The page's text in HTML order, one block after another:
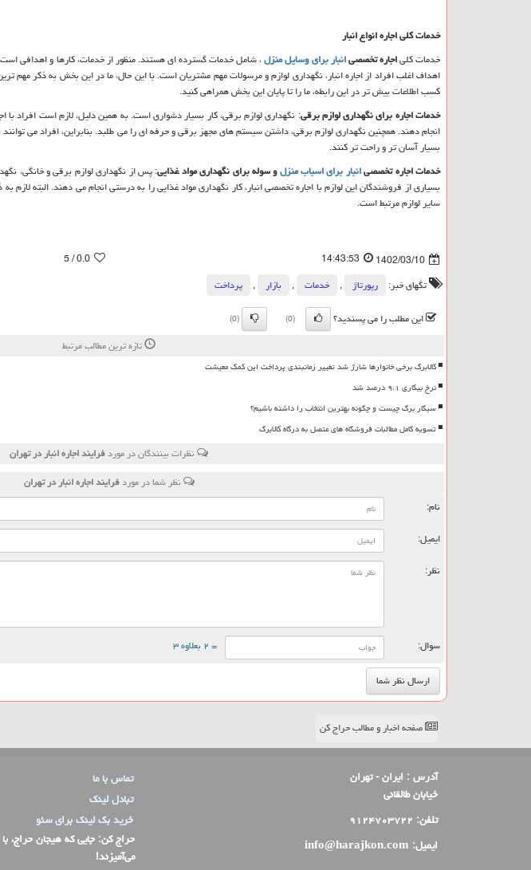
خدمات کلی اجاره انواع انبار
خدمات کلیاجاره تخصصیانبار برای وسایل منزل، شامل خدمات گسترده ای هستند. منظور از خدمات، کارها و اهدافی است
اهداف اغلب افراد از اجاره انبار، نگهداری لوازم و مرسولات مهم مشتریان است. با این حال، ما در این بخش به ذکر مهم
کسب اطلاعات بیش تر در این رابطه، ما را تا پایان این بخش همراهی کنید.
خدمات اجاره برای نگهداری لوازم برقی: نگهداری لوازم برقی، کار بسیار دشواری است. به همین دلیل، لازم است افراد با
انجام دهند. همچنین نگهداری لوازم برقی، داشتن سیستم های مجهز برقی و حرفه ای را می طلبد. بنابراین، افراد می توانند
بسیار آسان تر و راحت تر کنند.
خدمات اجاره تخصصیانبار برای اسباب منزلو سوله برای نگهداری مواد غذایی: پس از نگهداری لوازم برقی و خانگی،
بسیاری از فروشندگان این لوازم با اجاره تخصصی انبار، کار نگهداری مواد غذایی را به درستی انجام می دهند. البته لازم
سایر لوازم مرتبط است.
1402/03/10
14:43:53
0.0
/ 5
تگهای خبر:
رپورتاژ , خدمات , بازار ,
پرداخت
این مطلب را می پسندید؟
(0)
(0)
تازه ترین مطالب مرتبط
کالابرگ برخی خانوارها شارژ شد تغییر زمانبندی پرداخت این کمک معیشت
نرخ بیکاری ۹،۱ درصد شد
سیگار برگ چیست و چگونه بهترین انتخاب را داشته باشیم؟
تسویه کامل مطالبات فروشگاه های متصل به درگاه کالابرگ
نظرات بینندگان در موردفرایند اجاره انبار در تهران
نظر شما در موردفرایند اجاره انبار در تهران
نام:
ایمیل:
نظر:
سوال: = ۲ بعلاوه ۳
صفحه اخبار و مطالب حراج کن
آدرس : ایران - تهران
خیابان طالقانی
تلفن: ۹۱۲۴۷۰۳۷۲۲
ایمیل: info@harajkon.com
تماس با ما
تبادل لینک
خرید بک لینک برای سئو
حراج کن: جایی که هیجان حراج،
می‌آمیزند!